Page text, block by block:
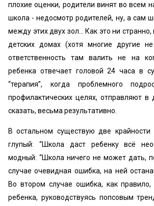
плохие оценки, родители винят во всем
школа - недосмотр родителей, ну, а сам
между этих двух зол… Как это ни
детских домах (хотя многие другие
ответственность там валить не на
ребенка отвечает головой 24 часа в
“терапия”, когда проблемного
профилактических целях, отправляют в
сказать, весьма результативно.
В остальном существую две
глупый: “Школа даст ребенку всё
модный: “Школа ничего не может дать,
случае очевидная ошибка, на ней
Во втором случае ошибка, как
ребенка, руководствуясь попсовым